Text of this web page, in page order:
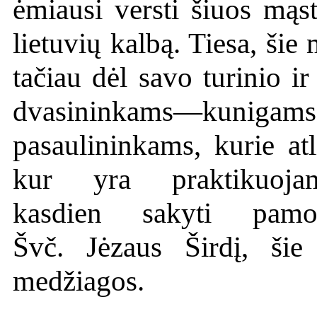
ėmiausi versti šiuos
lietuvių kalbą. Tiesa, šie
tačiau dėl savo turinio
pasaulininkams, kurie
kur yra
kasdien sakyti
Švč. Jėzaus Širdį, šie
medžiagos.